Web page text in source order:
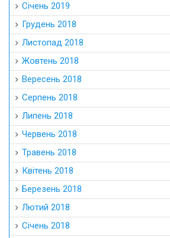
Січень 2019
Грудень 2018
Листопад 2018
Жовтень 2018
Вересень 2018
Серпень 2018
Липень 2018
Червень 2018
Травень 2018
Квітень 2018
Березень 2018
Лютий 2018
Січень 2018